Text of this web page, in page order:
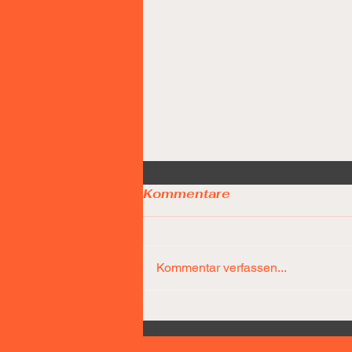
Díaz-Team führt nach 25
Minuten bereits mit 31
Kommentare
Kommentar verfassen...